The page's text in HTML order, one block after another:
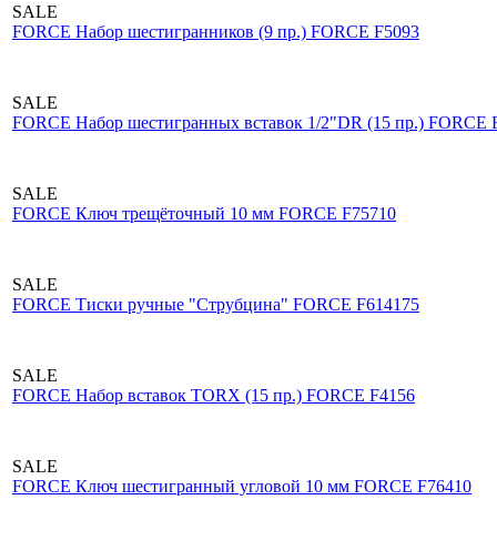
SALE
FORCE Набор шестигранников (9 пр.) FORCE F5093
SALE
FORCE Набор шестигранных вставок 1/2"DR (15 пр.) FORCE
SALE
FORCE Ключ трещёточный 10 мм FORCE F75710
SALE
FORCE Тиски ручные "Струбцина" FORCE F614175
SALE
FORCE Набор вставок TORX (15 пр.) FORCE F4156
SALE
FORCE Ключ шестигранный угловой 10 мм FORCE F76410